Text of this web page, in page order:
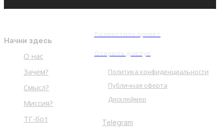
Начни здесь
О нас
Зачем?
Смысл?
Миссия?
ТГ-бот
Политика конфиденциальности
Публичная оферта
Дисклеймер
Telegram